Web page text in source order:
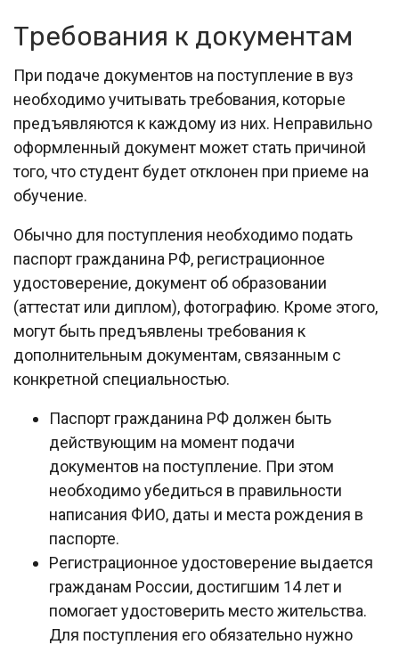
Требования к документам
При подаче документов на поступление в вуз
необходимо учитывать требования, которые
предъявляются к каждому из них. Неправильно
оформленный документ может стать причиной
того, что студент будет отклонен при приеме на
обучение.
Обычно для поступления необходимо подать
паспорт гражданина РФ, регистрационное
удостоверение, документ об образовании
(аттестат или диплом), фотографию. Кроме этого,
могут быть предъявлены требования к
дополнительным документам, связанным с
конкретной специальностью.
Паспорт гражданина РФ должен быть
действующим на момент подачи
документов на поступление. При этом
необходимо убедиться в правильности
написания ФИО, даты и места рождения в
паспорте.
Регистрационное удостоверение выдается
гражданам России, достигшим 14 лет и
помогает удостоверить место жительства.
Для поступления его обязательно нужно